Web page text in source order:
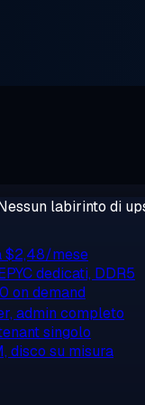
labirinto di
$2,48/mese
dedicati, DDR5
on demand
admin completo
singolo
disco su misura